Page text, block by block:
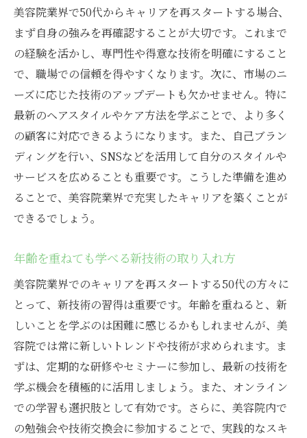
職場での年齢差を乗り越えるための対策
50代がもたらす美容院の新しい価値観
年齢を超えた働き方の事例紹介
美容院で50代が求められる理由とその魅力
美容院で50代が持つ特有の魅力
長年の経験が顧客に提供する安心感
50代の美容師に求められる役割とは
業界に貢献する50代のスキルセット
新しい視点を取り入れる柔軟性
50代だからこその顧客層へのアプローチ
サービス
最新技術を取り入れた美容院の特徴
地元で愛される美容サービスの理由
上福岡の美容院で提供されるユニークな施
術
お客様に選ばれるためのサービス戦略
美容院での顧客満足度を高める方法
地域密着型サービスの魅力
美容院業界で50代からキャリアを再スタートする場合、
まず自身の強みを再確認することが大切です。これまで
の経験を活かし、専門性や得意な技術を明確にすること
で、職場での信頼を得やすくなります。次に、市場のニ
ーズに応じた技術のアップデートも欠かせません。特に
最新のヘアスタイルやケア方法を学ぶことで、より多く
の顧客に対応できるようになります。また、自己ブラン
ディングを行い、SNSなどを活用して自分のスタイルや
サービスを広めることも重要です。こうした準備を進め
ることで、美容院業界で充実したキャリアを築くことが
できるでしょう。
年齢を重ねても学べる新技術の取り入れ方
美容院業界でのキャリアを再スタートする50代の方々に
とって、新技術の習得は重要です。年齢を重ねると、新
しいことを学ぶのは困難に感じるかもしれませんが、美
容院では常に新しいトレンドや技術が求められます。ま
ずは、定期的な研修やセミナーに参加し、最新の技術を
学ぶ機会を積極的に活用しましょう。また、オンライン
での学習も選択肢として有効です。さらに、美容院内で
の勉強会や技術交換会に参加することで、実践的なスキ